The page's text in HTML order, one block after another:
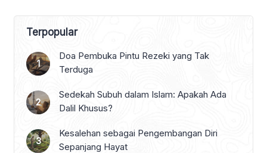
Terpopular
Doa Pembuka Pintu Rezeki yang Tak
Terduga
Sedekah Subuh dalam Islam: Apakah Ada
Dalil Khusus?
Kesalehan sebagai Pengembangan Diri
Sepanjang Hayat